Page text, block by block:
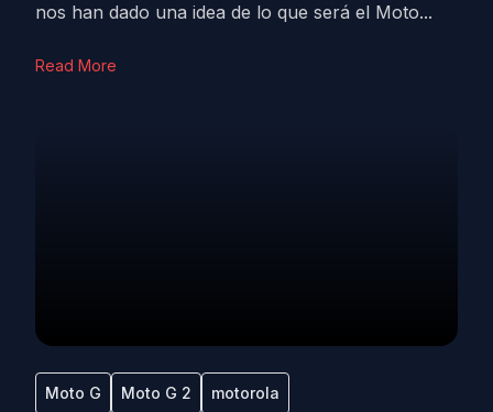
nos han dado una idea de lo que será el Moto...
Read More
Moto G Moto G 2 motorola